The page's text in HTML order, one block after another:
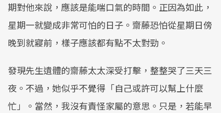
期對他來說，應該是能喘口氣的時間。正因為如此，
星期一就變成非常可怕的日子。齋藤恐怕從星期日傍
晚到就寢前，樣子應該都有點不太對勁。
發現先生遺體的齋藤太太深受打擊，整整哭了三天三
夜。不過，她似乎不覺得「自己或許可以幫上什麼
忙」。當然，我沒有責怪家屬的意思。只是，若能早